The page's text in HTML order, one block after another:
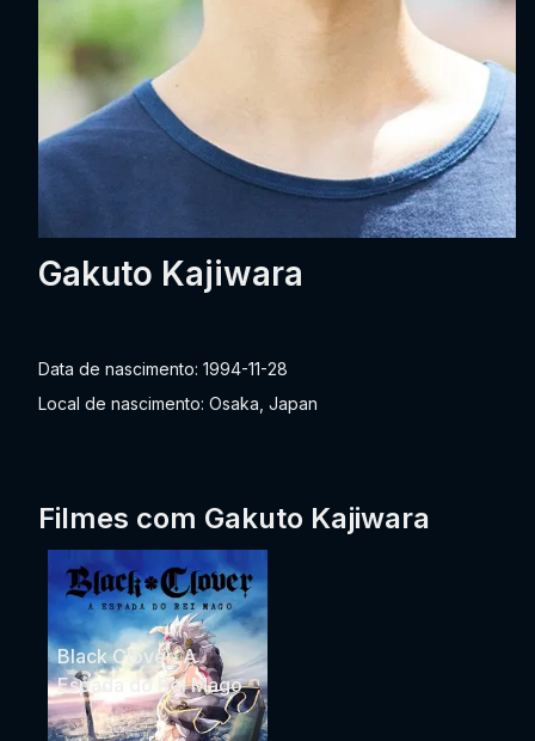
Gakuto Kajiwara
Data de nascimento: 1994-11-28
Local de nascimento: Osaka, Japan
Filmes com Gakuto Kajiwara
Black Clover: A
Espada do Rei Mago